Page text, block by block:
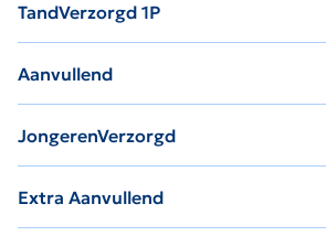
TandVerzorgd 1P
Aanvullend
JongerenVerzorgd
Extra Aanvullend